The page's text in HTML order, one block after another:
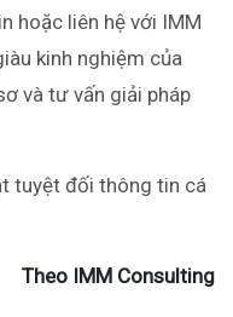
hoặc liên hệ với IMM
kinh nghiệm của
và tư vấn giải pháp
tuyệt đối thông tin cá
Theo IMM Consulting